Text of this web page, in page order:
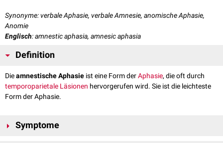
Synonyme: verbale Aphasie, verbale Amnesie, anomische Aphasie,
Anomie
Englisch: amnestic aphasia, amnesic aphasia
Definition
Dieamnestische Aphasie ist eine Form derAphasie, die oft durch
temporoparietale Läsionen hervorgerufen wird. Sie ist die leichteste
Form der Aphasie.
Symptome